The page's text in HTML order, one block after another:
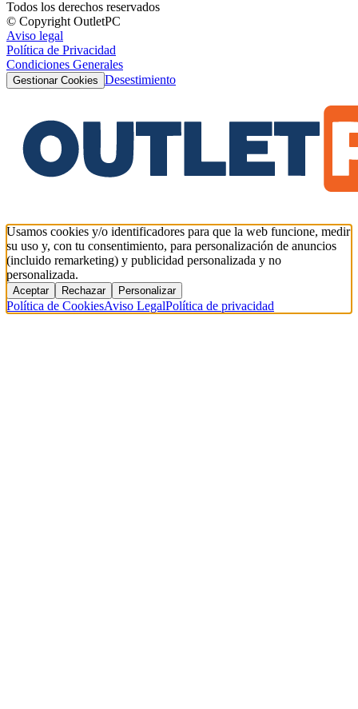
Todos los derechos reservados
© Copyright OutletPC
Aviso legal
Política de Privacidad
Condiciones Generales
Gestionar Cookies Desestimiento
Usamos cookies y/o identificadores para que la web funcione, medir
su uso y, con tu consentimiento, para personalización de anuncios
(incluido remarketing) y publicidad personalizada y no
personalizada.
Aceptar Rechazar Personalizar
Política de CookiesAviso LegalPolítica de privacidad